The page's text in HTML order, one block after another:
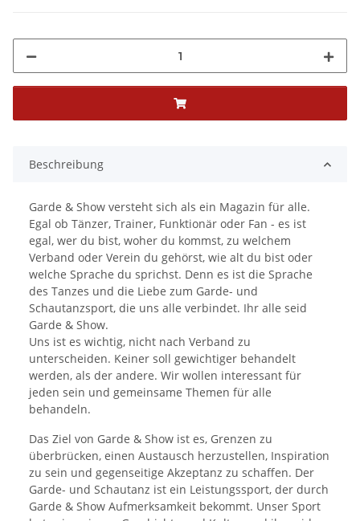
Beschreibung
Garde & Show versteht sich als ein Magazin für alle.
Egal ob Tänzer, Trainer, Funktionär oder Fan - es ist
egal, wer du bist, woher du kommst, zu welchem
Verband oder Verein du gehörst, wie alt du bist oder
welche Sprache du sprichst. Denn es ist die Sprache
des Tanzes und die Liebe zum Garde- und
Schautanzsport, die uns alle verbindet. Ihr alle seid
Garde & Show.
Uns ist es wichtig, nicht nach Verband zu
unterscheiden. Keiner soll gewichtiger behandelt
werden, als der andere. Wir wollen interessant für
jeden sein und gemeinsame Themen für alle
behandeln.
Das Ziel von Garde & Show ist es, Grenzen zu
überbrücken, einen Austausch herzustellen, Inspiration
zu sein und gegenseitige Akzeptanz zu schaffen. Der
Garde- und Schautanz ist ein Leistungssport, der durch
Garde & Show Aufmerksamkeit bekommt. Unser Sport